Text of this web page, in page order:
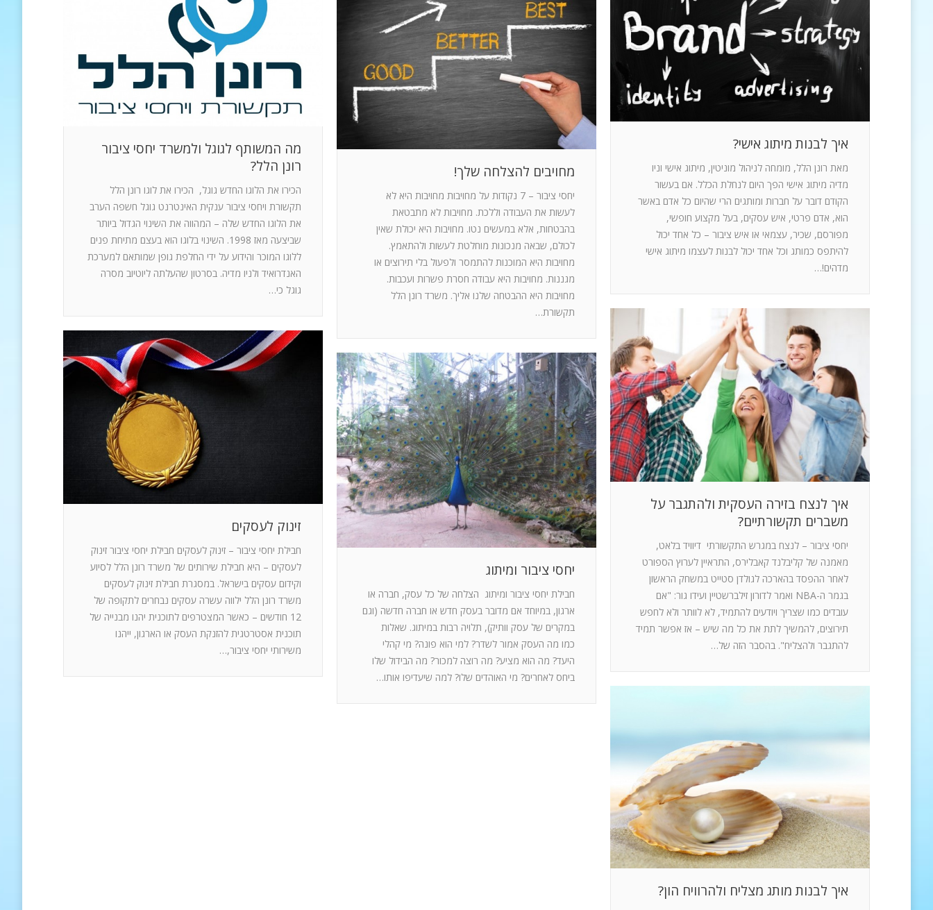
מה המשותף לגוגל ולמשרד יחסי ציבור
רונן הלל?
הכירו את הלוגו החדש גוגל, הכירו את לוגו רונן הלל
תקשורת ויחסי ציבור ענקית האינטרנט גוגל חשפה הערב
את הלוגו החדש שלה – המהווה את השינוי הגדול ביותר
שביצעה מאז 1998. השינוי בלוגו הוא בעצם מתיחת פנים
ללוגו המוכר והידוע על ידי החלפת גופן שמותאם למערכת
האנדרואיד ולניו מדיה. בסרטון שהעלתה ליוטיוב מסרה
גוגל כי…
איך לבנות מיתוג אישי?
מאת רונן הלל, מומחה לניהול מוניטין, מיתוג אישי וניו
מדיה מיתוג אישי הפך היום לנחלת הכלל. אם בעשור
הקודם דובר על חברות ומותגים הרי שהיום כל אדם באשר
הוא, אדם פרטי, איש עסקים, בעל מקצוע חופשי,
מפורסם, שכיר, עצמאי או איש ציבור – כל אחד יכול
להיתפס כמותג וכל אחד יכול לבנות לעצמו מיתוג אישי
מדהים!…
מחויבים להצלחה שלך!
יחסי ציבור – 7 נקודות על מחויבות מחויבות היא לא
לעשות את העבודה וללכת. מחויבות לא מתבטאת
בהבטחות, אלא במעשים נטו. מחויבות היא יכולת שאין
לכולם, שבאה מנכונות מוחלטת לעשות ולהתאמץ.
מחויבות היא המוכנות להתמסר ולפעול בלי תירוצים או
מגננות. מחויבות היא עבודה חסרת פשרות ועכבות.
מחויבות היא ההבטחה שלנו אליך. משרד רונן הלל
תקשורת…
איך לנצח בזירה העסקית ולהתגבר על
משברים תקשורתיים?
יחסי ציבור – לנצח במגרש התקשורתי דיוויד בלאט,
מאמנה של קליבלנד קאבלירס, התראיין לערוץ הספורט
לאחר ההפסד בהארכה לגולדן סטייט במשחק הראשון
בגמר ה-NBA ואמר לדורון זילברשטיין ועידו גור: "אם
עובדים כמו שצריך ויודעים להתמיד, לא לוותר ולא לחפש
תירוצים, להמשיך לתת את כל מה שיש – אז אפשר תמיד
להתגבר ולהצליח". בהסבר הזה של…
זינוק לעסקים
חבילת יחסי ציבור – זינוק לעסקים חבילת יחסי ציבור זינוק
לעסקים – היא חבילת שירותים של משרד רונן הלל לסיוע
וקידום עסקים בישראל. במסגרת חבילת זינוק לעסקים
משרד רונן הלל ילווה עשרה עסקים נבחרים לתקופה של
12 חודשים – כאשר המצטרפים לתוכנית יהנו מבנייה של
תוכנית אסטרטגית להזנקת העסק או הארגון, ייהנו
משירותי יחסי ציבור,…
יחסי ציבור ומיתוג
חבילת יחסי ציבור ומיתוג הצלחה של כל עסק, חברה או
ארגון, במיוחד אם מדובר בעסק חדש או חברה חדשה (וגם
במקרים של עסק וותיק), תלויה רבות במיתוג. שאלות
כמו מה העסק אמור לשדר? למי הוא פונה? מי קהלי
היעד? מה הוא מציע? מה רוצה למכור? מה הבידול שלו
ביחס לאחרים? מי האוהדים שלו? למה שיעדיפו אותו…
איך לבנות מותג מצליח ולהרוויח הון?